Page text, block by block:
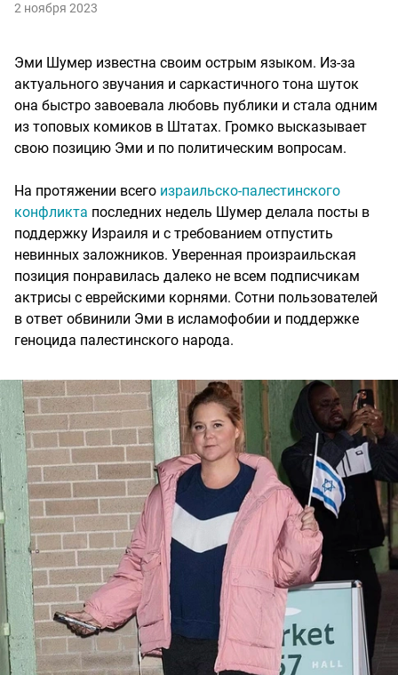
2 ноября 2023
Эми Шумер известна своим острым языком. Из-за
актуального звучания и саркастичного тона шуток
она быстро завоевала любовь публики и стала одним
из топовых комиков в Штатах. Громко высказывает
свою позицию Эми и по политическим вопросам.
На протяжении всего израильско-палестинского
конфликта последних недель Шумер делала посты в
поддержку Израиля и с требованием отпустить
невинных заложников. Уверенная произраильская
позиция понравилась далеко не всем подписчикам
актрисы с еврейскими корнями. Сотни пользователей
в ответ обвинили Эми в исламофобии и поддержке
геноцида палестинского народа.